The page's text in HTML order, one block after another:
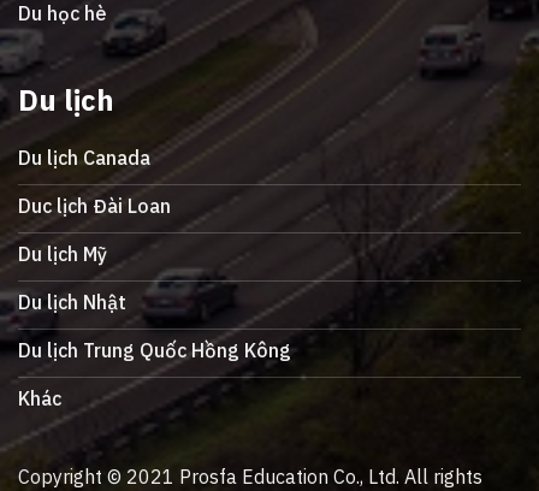
Du học hè
Du lịch
Du lịch Canada
Duc lịch Đài Loan
Du lịch Mỹ
Du lịch Nhật
Du lịch Trung Quốc Hồng Kông
Khác
Copyright © 2021 Prosfa Education Co., Ltd. All rights